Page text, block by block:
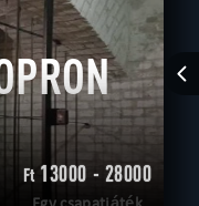
Ft13000 - 28000